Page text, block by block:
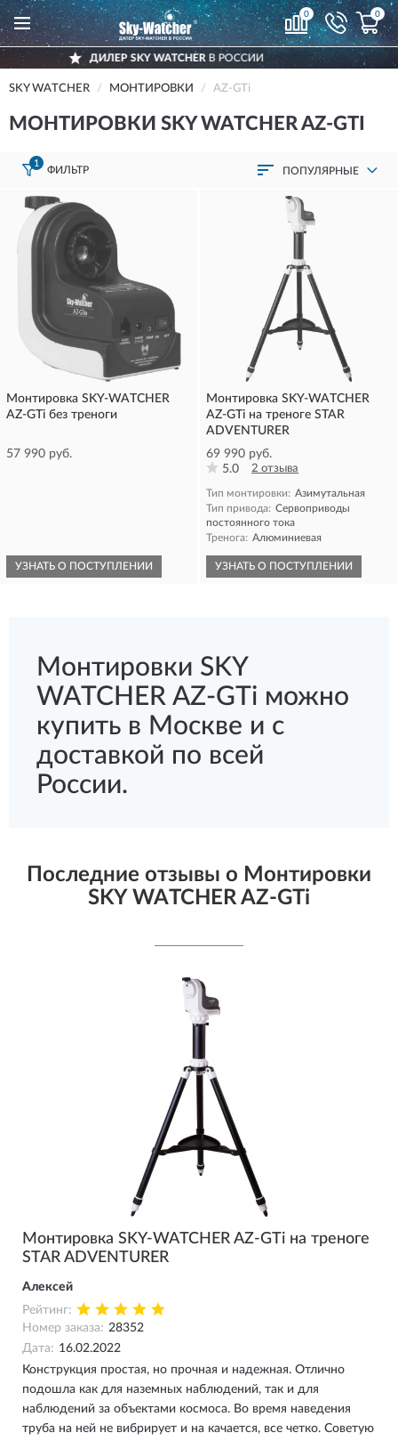
0 0
SKY WATCHERВ РОССИИ
SKY WATCHER МОНТИРОВКИ AZ-GTi
МОНТИРОВКИ SKY WATCHER AZ-GTI
1
ФИЛЬТР ПОПУЛЯРНЫЕ
Монтировка SKY-WATCHER
AZ-GTi без треноги
57 990 руб.
УЗНАТЬ О ПОСТУПЛЕНИИ
Монтировка SKY-WATCHER
AZ-GTi на треноге STAR
ADVENTURER
69 990 руб.
5.0
2 отзыва
Тип монтировки: Азимутальная
Тип привода: Сервоприводы
постоянного тока
Тренога: Алюминиевая
УЗНАТЬ О ПОСТУПЛЕНИИ
Монтировки SKY
WATCHER AZ-GTi можно
купить в Москве и с
доставкой по всей
России.
Последние отзывы о Монтировки
SKY WATCHER AZ-GTi
Монтировка SKY-WATCHER AZ-GTi на треноге
STAR ADVENTURER
Алексей
Рейтинг:
Номер заказа: 28352
Дата: 16.02.2022
Конструкция простая, но прочная и надежная. Отлично
подошла как для наземных наблюдений, так и для
наблюдений за объектами космоса. Во время наведения
труба на ней не вибрирует и на качается, все четко. Советую